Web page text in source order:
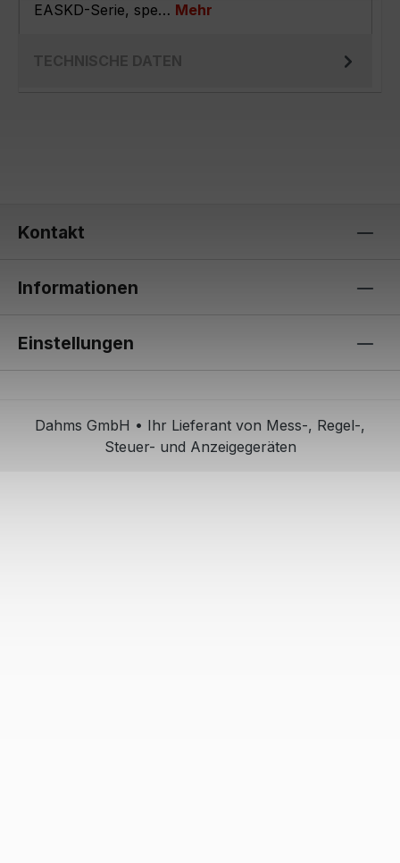
EASKD-Serie, spe… Mehr
TECHNISCHE DATEN
Kontakt
Informationen
Einstellungen
Dahms GmbH • Ihr Lieferant von Mess-, Regel-,
Steuer- und Anzeigegeräten